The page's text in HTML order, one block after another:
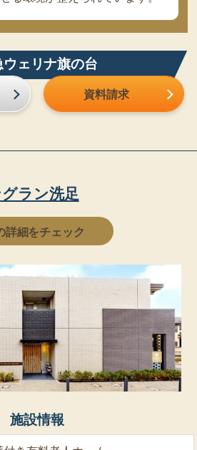
ェリナ旗の台
資料請求
ラン洗足
詳細をチェック
施設情報